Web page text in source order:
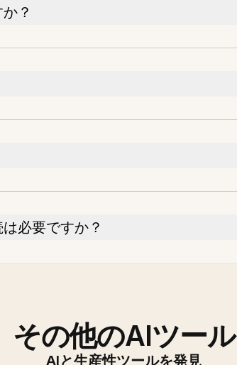
？
必要ですか？
その他のAIツール
AIと生産性ツールを発見